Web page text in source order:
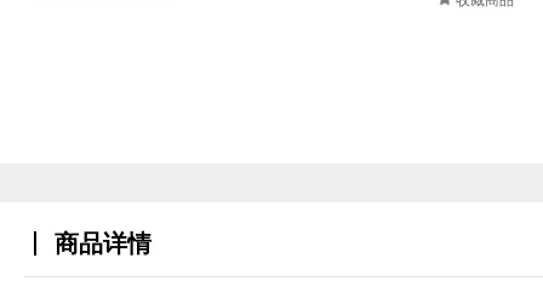
商品详情